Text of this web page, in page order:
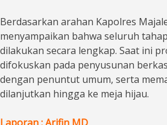
Berdasarkan arahan Kapolres
menyampaikan bahwa seluruh
dilakukan secara lengkap. Saat ini
difokuskan pada penyusunan
dengan penuntut umum, serta
dilanjutkan hingga ke meja hijau.